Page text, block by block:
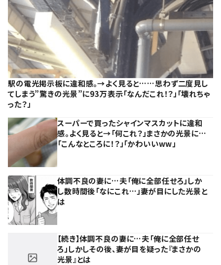
駅の電光掲示板に違和感。→よく見ると……思わず二度見し
てしまう”驚きの光景”に93万表示「なんだこれ！？」「壊れちゃ
った？」
スーパーで買ったシャインマスカットに違和
感。よく見ると→「何これ？」まさかの光景に…
「こんなところに！？」「かわいいww」
体調不良の妻に…夫「俺に全部任せろ」しか
し数時間後「なにこれ…」妻が目にした光景と
は
【続き】体調不良の妻に…夫「俺に全部任せ
ろ」しかしその後、妻が目を疑った『まさかの
光景』とは